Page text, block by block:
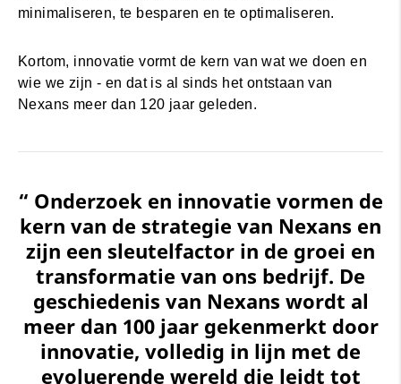
minimaliseren, te besparen en te optimaliseren.
Kortom, innovatie vormt de kern van wat we doen en
wie we zijn - en dat is al sinds het ontstaan van
Nexans meer dan 120 jaar geleden.
“ Onderzoek en innovatie vormen de
kern van de strategie van Nexans en
zijn een sleutelfactor in de groei en
transformatie van ons bedrijf. De
geschiedenis van Nexans wordt al
meer dan 100 jaar gekenmerkt door
innovatie, volledig in lijn met de
evoluerende wereld die leidt tot